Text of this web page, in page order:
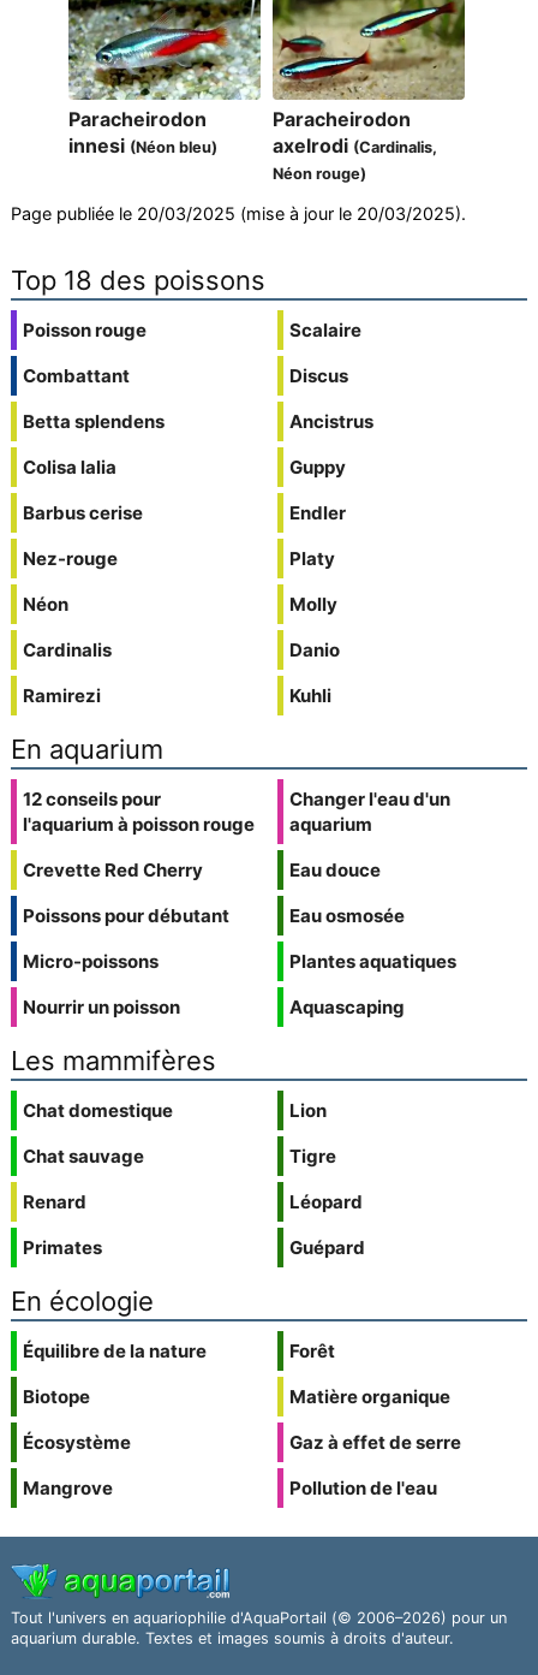
Paracheirodon
innesi (Néon bleu)
Paracheirodon
axelrodi (Cardinalis,
Néon rouge)
Page publiée le 20/03/2025 (mise à jour le 20/03/2025).
Top 18 des poissons
Poisson rouge
Combattant
Betta splendens
Colisa lalia
Barbus cerise
Nez-rouge
Néon
Cardinalis
Ramirezi
Scalaire
Discus
Ancistrus
Guppy
Endler
Platy
Molly
Danio
Kuhli
En aquarium
12 conseils pour
l'aquarium à poisson rouge
Crevette Red Cherry
Poissons pour débutant
Micro-poissons
Nourrir un poisson
Changer l'eau d'un
aquarium
Eau douce
Eau osmosée
Plantes aquatiques
Aquascaping
Les mammifères
Chat domestique
Chat sauvage
Renard
Primates
Lion
Tigre
Léopard
Guépard
En écologie
Équilibre de la nature
Biotope
Écosystème
Mangrove
Forêt
Matière organique
Gaz à effet de serre
Pollution de l'eau
Tout l'univers en aquariophilie d'AquaPortail (© 2006–2026) pour un
aquarium durable. Textes et images soumis à droits d'auteur.